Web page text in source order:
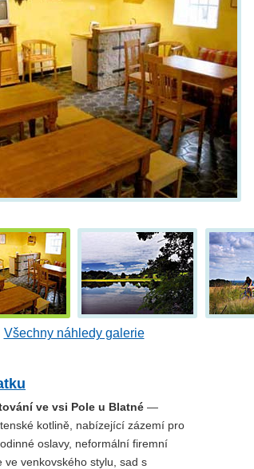
Všechny náhledy galerie
ve vsi Pole u Blatné —
kotlině, nabízející zázemí pro
oslavy, neformální firemní
ve venkovského stylu, sad s